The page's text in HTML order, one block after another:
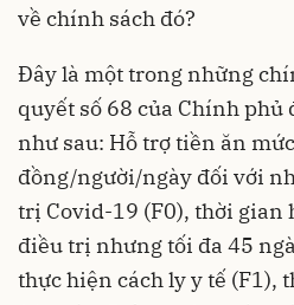
về chính sách đó?
Đây là một trong những
quyết số 68 của Chính phủ
như sau: Hỗ trợ tiền ăn
đồng/người/ngày đối với
trị Covid-19 (F0), thời gian
điều trị nhưng tối đa 45
thực hiện cách ly y tế (F1),